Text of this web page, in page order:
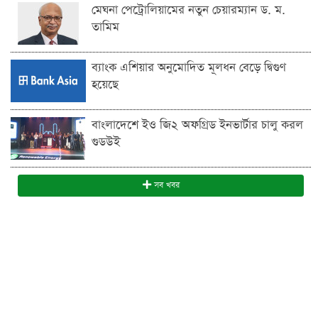
মেঘনা পেট্রোলিয়ামের নতুন চেয়ারম্যান ড. ম.
তামিম
ব্যাংক এশিয়ার অনুমোদিত মূলধন বেড়ে দ্বিগুণ
হয়েছে
বাংলাদেশে ইও জি২ অফগ্রিড ইনভার্টার চালু করল
গুডউই
সব খবর